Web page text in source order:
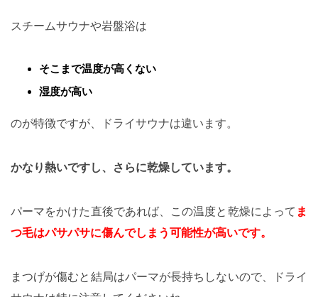
スチームサウナや岩盤浴は
そこまで温度が高くない
湿度が高い
のが特徴ですが、ドライサウナは違います。
かなり熱いですし、さらに乾燥しています。
パーマをかけた直後であれば、この温度と乾燥によって ま
つ毛はパサパサに傷んでしまう可能性が高いです。
まつげが傷むと結局はパーマが長持ちしないので、ドライ